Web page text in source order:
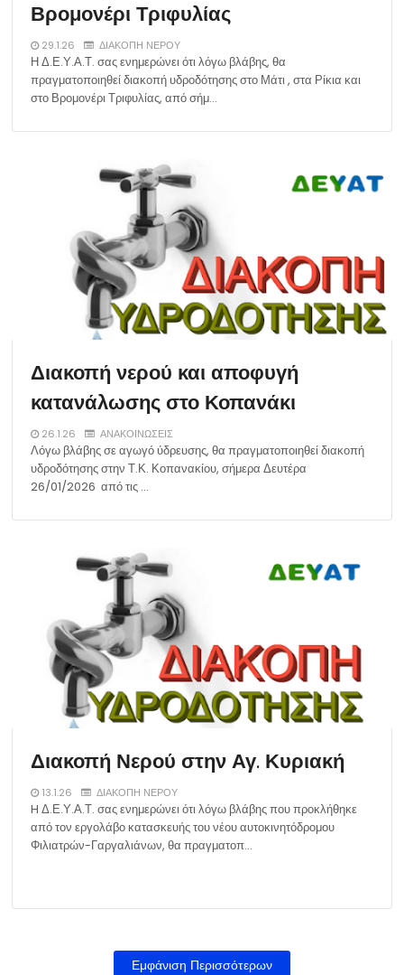
Βρομονέρι Τριφυλίας
29.1.26 ΔΙΑΚΟΠΗ ΝΕΡΟΥ
Η Δ.Ε.Υ.Α.Τ. σας ενημερώνει ότι λόγω βλάβης, θα
πραγματοποιηθεί διακοπή υδροδότησης στο Μάτι , στα Ρίκια και
στο Βρομονέρι Τριφυλίας, από σήμ…
Διακοπή νερού και αποφυγή
κατανάλωσης στο Κοπανάκι
26.1.26 ΑΝΑΚΟΙΝΩΣΕΙΣ
Λόγω βλάβης σε αγωγό ύδρευσης, θα πραγματοποιηθεί διακοπή
υδροδότησης στην Τ.Κ. Κοπανακίου, σήμερα Δευτέρα
26/01/2026 από τις …
Διακοπή Νερού στην Αγ. Κυριακή
13.1.26 ΔΙΑΚΟΠΗ ΝΕΡΟΥ
H Δ.Ε.Υ.Α.Τ. σας ενημερώνει ότι λόγω βλάβης που προκλήθηκε
από τον εργολάβο κατασκευής του νέου αυτοκινητόδρομου
Φιλιατρών-Γαργαλιάνων, θα πραγματοπ…
Εμφάνιση Περισσότερων